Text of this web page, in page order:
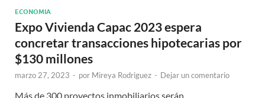
ECONOMIA
Expo Vivienda Capac 2023 espera
concretar transacciones hipotecarias por
$130 millones
marzo 27, 2023 - por Mireya Rodriguez - Dejar un comentario
Más de 300 proyectos inmobiliarios serán